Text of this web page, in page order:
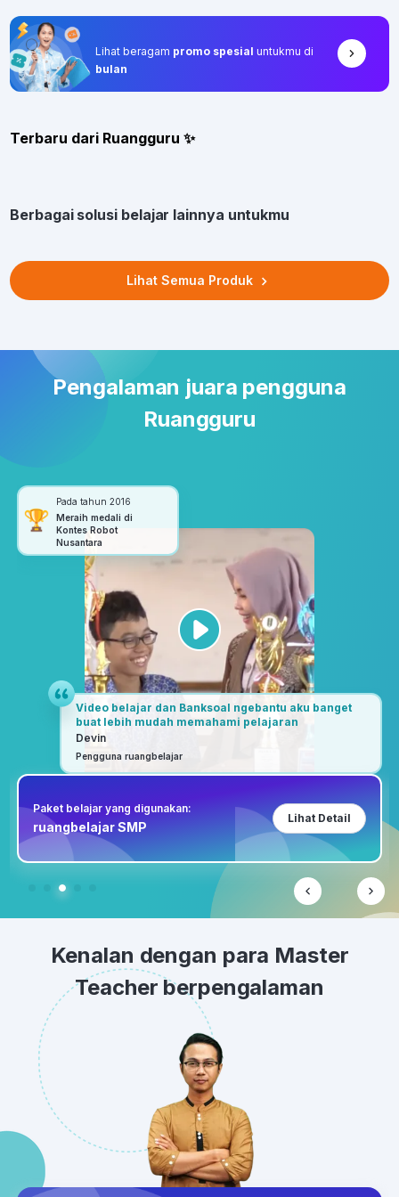
Lihat beragam promo spesial untukmu di
bulan
Terbaru dari Ruangguru ✨
Berbagai solusi belajar lainnya untukmu
Lihat Semua Produk
Pengalaman juara pengguna
Ruangguru
Pada tahun 2016
Meraih medali di
Kontes Robot
Nusantara
Video belajar dan Banksoal ngebantu aku banget
buat lebih mudah memahami pelajaran
Devin
Pengguna ruangbelajar
Paket belajar yang digunakan:
ruangbelajar SMP
Lihat Detail
Kenalan dengan para Master
Teacher berpengalaman